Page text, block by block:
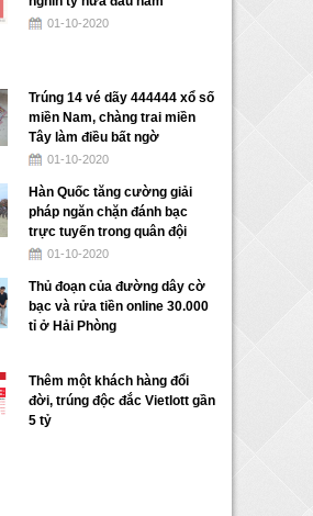
01-10-2020
Trúng 14 vé dãy 444444 xổ số
miền Nam, chàng trai miền
Tây làm điều bất ngờ
01-10-2020
Hàn Quốc tăng cường giải
pháp ngăn chặn đánh bạc
trực tuyến trong quân đội
01-10-2020
Thủ đoạn của đường dây cờ
bạc và rửa tiền online 30.000
tỉ ở Hải Phòng
Thêm một khách hàng đổi
đời, trúng độc đắc Vietlott gần
5 tỷ